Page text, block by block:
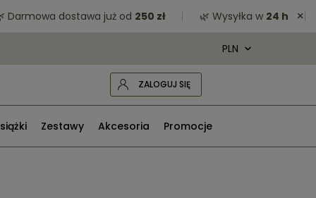
dostawa już od250 zł 🌿 Wysyłka w24 h 🌿
×
ZALOGUJ SIĘ
Zestawy Akcesoria Promocje